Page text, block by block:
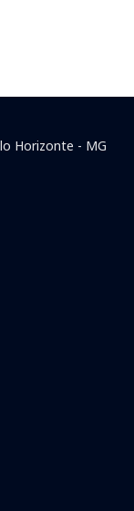
Horizonte - MG